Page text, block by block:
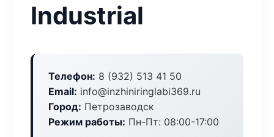
Industrial
Телефон: 8 (932) 513 41 50
Email: info@inzhiniringlabi369.ru
Город: Петрозаводск
Режим работы: Пн-Пт: 08:00-17:00